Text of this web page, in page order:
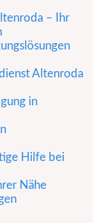
– Ihr
Altenroda
in
Hilfe bei
Nähe